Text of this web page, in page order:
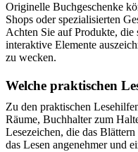
Originelle Buchgeschenke
Shops oder spezialisierten
Achten Sie auf Produkte, die
interaktive Elemente
zu wecken.
Welche praktischen
Zu den praktischen
Räume, Buchhalter zum
Lesezeichen, die das
das Lesen angenehmer und